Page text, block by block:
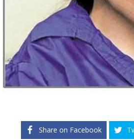
Share on Facebook